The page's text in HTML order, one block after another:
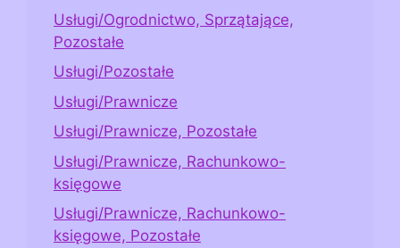
Usługi/Ogrodnictwo, Sprzątające,
Pozostałe
Usługi/Pozostałe
Usługi/Prawnicze
Usługi/Prawnicze, Pozostałe
Usługi/Prawnicze, Rachunkowo-
księgowe
Usługi/Prawnicze, Rachunkowo-
księgowe, Pozostałe